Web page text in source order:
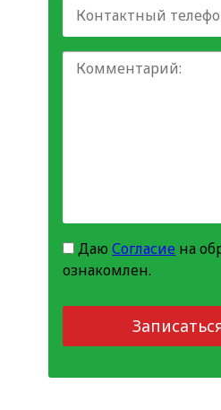
ДаюСогласие на
ознакомлен.